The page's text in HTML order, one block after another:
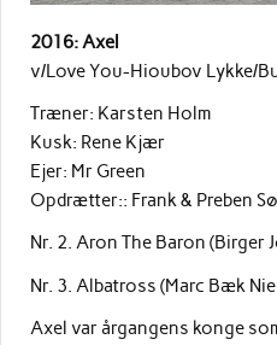
2016: Axel
v/Love You-Hioubov Lykke/
Træner: Karsten Holm
Kusk: Rene Kjær
Ejer: Mr Green
Opdrætter:: Frank & Preben
Nr. 2. Aron The Baron (Birger
Nr. 3. Albatross (Marc Bæk
Axel var årgangens konge